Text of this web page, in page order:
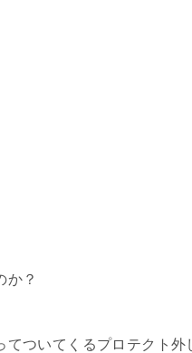
か？
ついてくるプロテクト外